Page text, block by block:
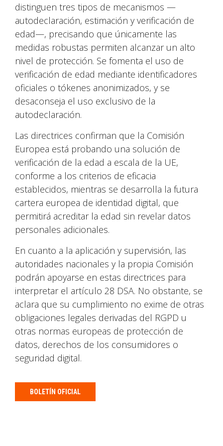
distinguen tres tipos de mecanismos —
autodeclaración, estimación y verificación de
edad—, precisando que únicamente las
medidas robustas permiten alcanzar un alto
nivel de protección. Se fomenta el uso de
verificación de edad mediante identificadores
oficiales o tókenes anonimizados, y se
desaconseja el uso exclusivo de la
autodeclaración.
Las directrices confirman que la Comisión
Europea está probando una solución de
verificación de la edad a escala de la UE,
conforme a los criterios de eficacia
establecidos, mientras se desarrolla la futura
cartera europea de identidad digital, que
permitirá acreditar la edad sin revelar datos
personales adicionales.
En cuanto a la aplicación y supervisión, las
autoridades nacionales y la propia Comisión
podrán apoyarse en estas directrices para
interpretar el artículo 28 DSA. No obstante, se
aclara que su cumplimiento no exime de otras
obligaciones legales derivadas del RGPD u
otras normas europeas de protección de
datos, derechos de los consumidores o
seguridad digital.
BOLETÍN OFICIAL